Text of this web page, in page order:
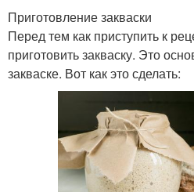
Приготовление закваски
Перед тем как приступить к
приготовить закваску. Это
закваске. Вот как это сделать: